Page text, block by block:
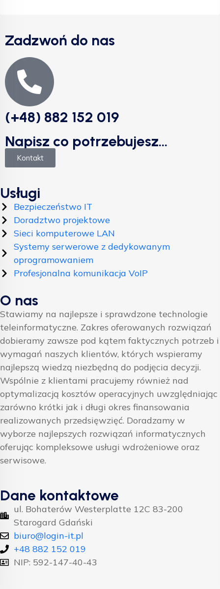
Zadzwoń do nas
(+48) 882 152 019
Napisz co potrzebujesz...
Kontakt
Usługi
Bezpieczeństwo IT
Doradztwo projektowe
Sieci komputerowe LAN
Systemy serwerowe z dedykowanym
oprogramowaniem
Profesjonalna komunikacja VoIP
O nas
Stawiamy na najlepsze i sprawdzone technologie
teleinformatyczne. Zakres oferowanych rozwiązań
dobieramy zawsze pod kątem faktycznych potrzeb i
wymagań naszych klientów, których wspieramy
najlepszą wiedzą niezbędną do podjęcia decyzji.
Wspólnie z klientami pracujemy również nad
optymalizacją kosztów operacyjnych uwzględniając
zarówno krótki jak i długi okres finansowania
realizowanych przedsięwzięć. Doradzamy w
wyborze najlepszych rozwiązań informatycznych
oferując kompleksowe usługi wdrożeniowe oraz
serwisowe.
Dane kontaktowe
ul. Bohaterów Westerplatte 12C 83-200
Starogard Gdański
biuro@login-it.pl
+48 882 152 019
NIP: 592-147-40-43